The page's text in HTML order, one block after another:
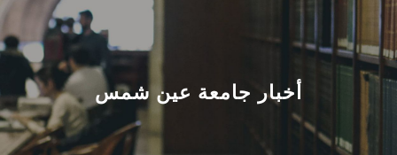
عن الجامعة
القطاعـات
الشئون الأكاديمية
أخبار جامعة عين شمس